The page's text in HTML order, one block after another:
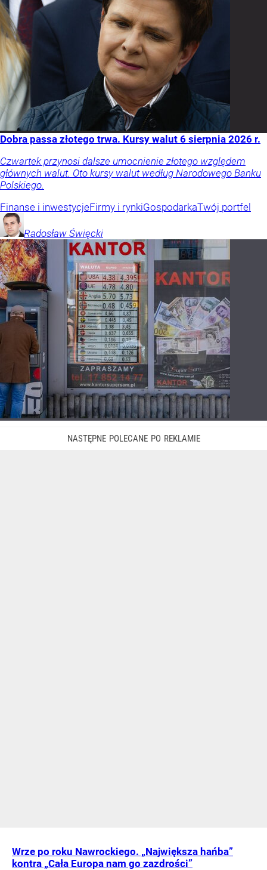
Dobra passa złotego trwa. Kursy walut 6 sierpnia 2026 r.
Czwartek przynosi dalsze umocnienie złotego względem
głównych walut. Oto kursy walut według Narodowego Banku
Polskiego.
Finanse i inwestycjeFirmy i rynkiGospodarkaTwój portfel
Radosław Święcki
Wrze po roku Nawrockiego. „Największa hańba”
kontra „Cała Europa nam go zazdrości”